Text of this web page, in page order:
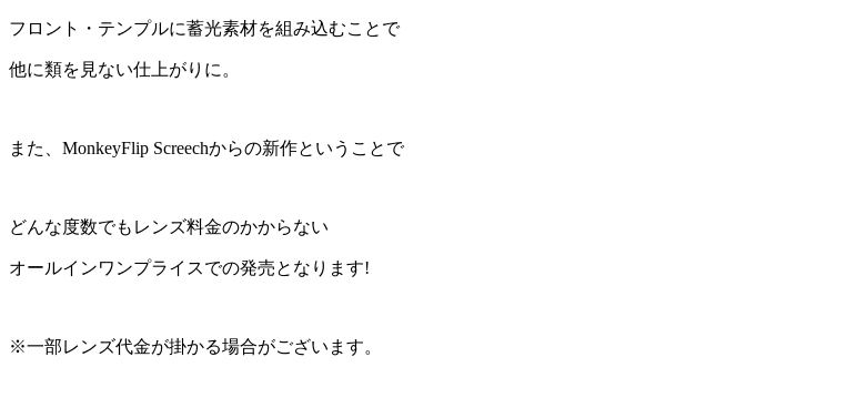
フロント・テンプルに蓄光素材を組み込むことで
他に類を見ない仕上がりに。
また、MonkeyFlip Screechからの新作ということで
どんな度数でもレンズ料金のかからない
オールインワンプライスでの発売となります!
※一部レンズ代金が掛かる場合がございます。